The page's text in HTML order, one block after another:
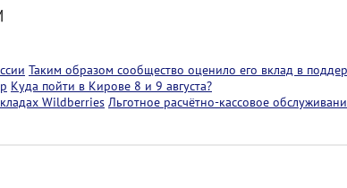
Таким образом сообщество оценило его вклад в
Куда пойти в Кирове 8 и 9 августа?
Wildberries Льготное расчётно-кассовое